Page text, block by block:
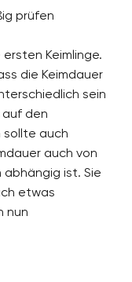
prüfen
Keimlinge.
die Keimdauer
sein
auf den
sollte auch
auch von
ist. Sie
etwas
nun